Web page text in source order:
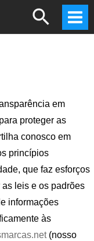
Search
em
proteger as
conosco em
princípios
que faz esforços
leis e os padrões
informações
às
(nosso